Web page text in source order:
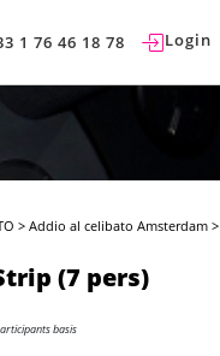
1 76 46 18 78 Login
>Addio al celibato Amsterdam >
(7 pers)
basis